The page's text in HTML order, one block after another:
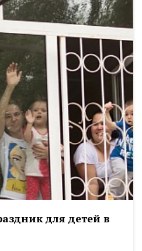
для детей в